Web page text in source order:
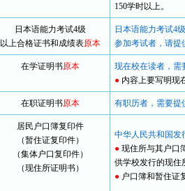
150学时以上。
日本语能力考试4级
以上合格证书和成绩表原本
日本语能力考试4
参加考试者，请提
在学证明书原本
现在校在读者，需
● 内容上要写明现
在职证明书原本 有职历者，需要提
居民户口簿复印件
（暂住证复印件）
（集体户口复印件）
（现住所证明书）
中华人民共和国发
● 现住所与其户口
供学校发行的现住
● 户口簿和暂住证